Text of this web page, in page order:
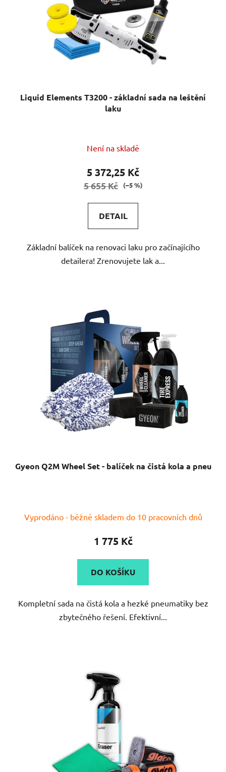
Liquid Elements T3200 - základní sada na leštění
laku
hodnocení
produktu
je
5,0
z
5
Není na skladě
5 372,25 Kč
5 655 Kč (–5 %)
DETAIL
Základní balíček na renovaci laku pro začínajícího
detailera! Zrenovujete lak a...
Gyeon Q2M Wheel Set - balíček na čistá kola a pneu
Vyprodáno - běžně skladem do 10 pracovních dnů
1 775 Kč
DO KOŠÍKU
Kompletní sada na čistá kola a hezké pneumatiky bez
zbytečného řešení. Efektivní...